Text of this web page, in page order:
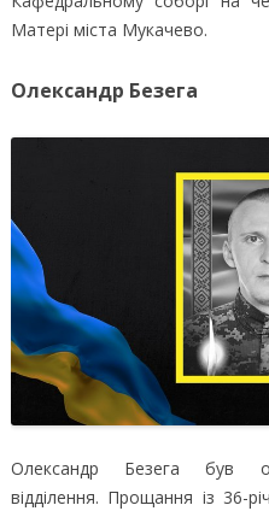
Матері міста Мукачево.
Олександр Безега
Олександр Безега був
відділення. Прощання із 36-